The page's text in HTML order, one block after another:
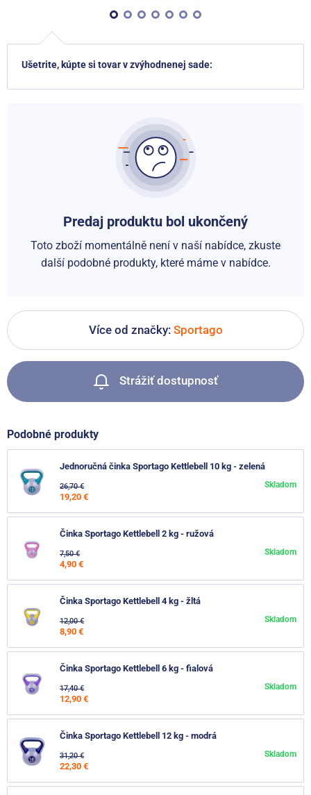
Ušetrite, kúpte si tovar v zvýhodnenej sade:
Predaj produktu bol ukončený
Toto zboží momentálně není v naší nabídce, zkuste
další podobné produkty, které máme v nabídce.
Více od značky: Sportago
Strážiť dostupnosť
Podobné produkty
Jednoručná činka Sportago Kettlebell 10 kg - zelená
26,70 €
19,20 €
Skladom
Činka Sportago Kettlebell 2 kg - ružová
7,50 €
4,90 €
Skladom
Činka Sportago Kettlebell 4 kg - žltá
12,00 €
8,90 €
Skladom
Činka Sportago Kettlebell 6 kg - fialová
17,40 €
12,90 €
Skladom
Činka Sportago Kettlebell 12 kg - modrá
31,20 €
22,30 €
Skladom